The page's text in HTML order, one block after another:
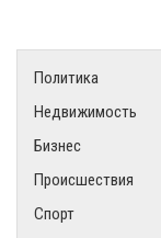
Политика
Недвижимость
Бизнес
Происшествия
Спорт